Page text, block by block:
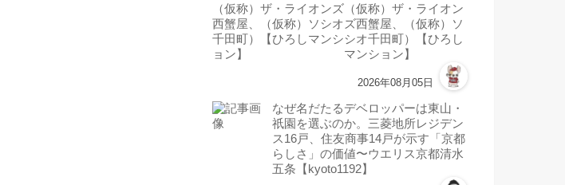
（仮称）ザ・ライオン
ズ西蟹屋、（仮称）ソ
シオ千田町）【ひろし
マンション】
2026年08月05日
なぜ名だたるデベロッパーは東山・
祇園を選ぶのか。三菱地所レジデン
ス16戸、住友商事14戸が示す「京都
らしさ」の価値〜ウエリス京都清水
五条【kyoto1192】